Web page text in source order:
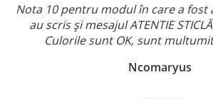
Nota 10 pentru modul în care a fost
au scris și mesajul ATENTIE
Culorile sunt OK, sunt
Ncomaryus